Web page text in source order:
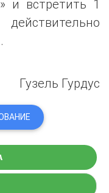
и встретить 1
Гузель Гурдус